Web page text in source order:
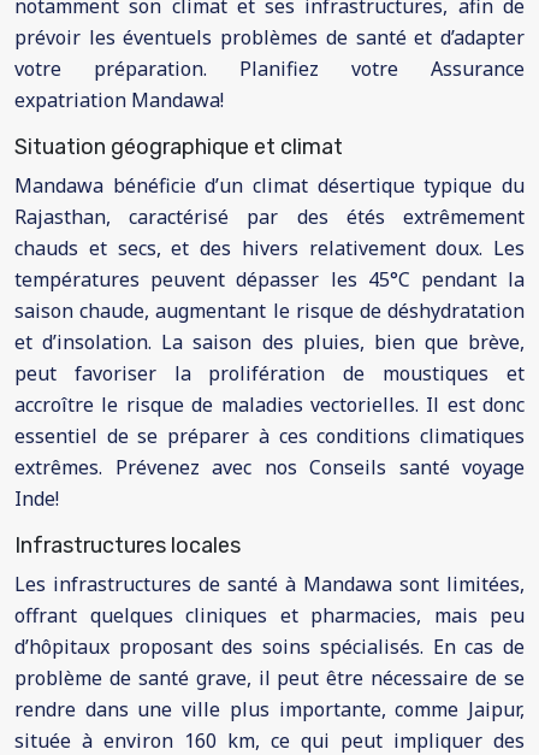
notamment son climat et ses infrastructures, afin de
prévoir les éventuels problèmes de santé et d’adapter
votre préparation. Planifiez votre Assurance
expatriation Mandawa!
Situation géographique et climat
Mandawa bénéficie d’un climat désertique typique du
Rajasthan, caractérisé par des étés extrêmement
chauds et secs, et des hivers relativement doux. Les
températures peuvent dépasser les 45°C pendant la
saison chaude, augmentant le risque de déshydratation
et d’insolation. La saison des pluies, bien que brève,
peut favoriser la prolifération de moustiques et
accroître le risque de maladies vectorielles. Il est donc
essentiel de se préparer à ces conditions climatiques
extrêmes. Prévenez avec nos Conseils santé voyage
Inde!
Infrastructures locales
Les infrastructures de santé à Mandawa sont limitées,
offrant quelques cliniques et pharmacies, mais peu
d’hôpitaux proposant des soins spécialisés. En cas de
problème de santé grave, il peut être nécessaire de se
rendre dans une ville plus importante, comme Jaipur,
située à environ 160 km, ce qui peut impliquer des